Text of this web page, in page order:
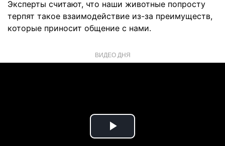
Эксперты считают, что наши животные попросту
терпят такое взаимодействие из-за преимуществ,
которые приносит общение с нами.
ВИДЕО ДНЯ
Play